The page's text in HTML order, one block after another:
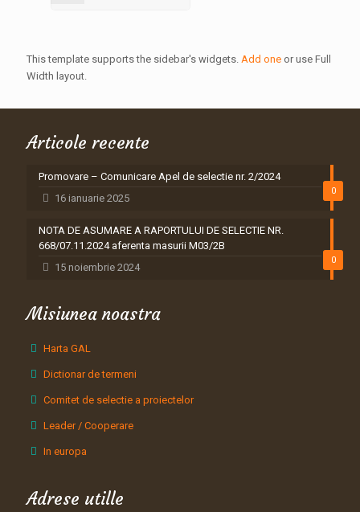
This template supports the sidebar's widgets. Add one or use Full
Width layout.
Articole recente
0
Promovare – Comunicare Apel de selectie nr. 2/2024
16 ianuarie 2025
0
NOTA DE ASUMARE A RAPORTULUI DE SELECTIE NR.
668/07.11.2024 aferenta masurii M03/2B
15 noiembrie 2024
Misiunea noastra
Harta GAL
Dictionar de termeni
Comitet de selectie a proiectelor
Leader / Cooperare
In europa
Adrese utille